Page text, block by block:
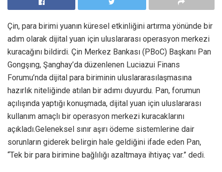
Çin, para birimi yuanın küresel etkinliğini artırma yönünde bir
adım olarak dijital yuan için uluslararası operasyon merkezi
kuracağını bildirdi. Çin Merkez Bankası (PBoC) Başkanı Pan
Gongşıng, Şanghay’da düzenlenen Luciazui Finans
Forumu’nda dijital para biriminin uluslararasılaşmasına
hazırlık niteliğinde atılan bir adımı duyurdu. Pan, forumun
açılışında yaptığı konuşmada, dijital yuan için uluslararası
kullanım amaçlı bir operasyon merkezi kuracaklarını
açıkladı.Geleneksel sınır aşırı ödeme sistemlerine dair
sorunların giderek belirgin hale geldiğini ifade eden Pan,
“Tek bir para birimine bağlılığı azaltmaya ihtiyaç var.” dedi.